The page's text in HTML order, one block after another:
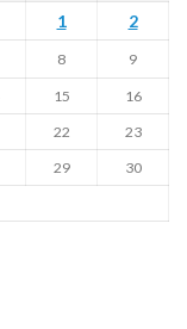
1
2
8 9
15
16
22
23
29
30